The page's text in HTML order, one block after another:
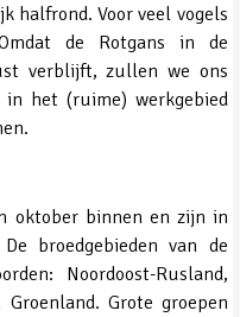
halfrond. Voor veel vogels
de Rotgans in de
verblijft, zullen we ons
het (ruime) werkgebied
oktober binnen en zijn in
broedgebieden van de
Noordoost-Rusland,
Grote groepen